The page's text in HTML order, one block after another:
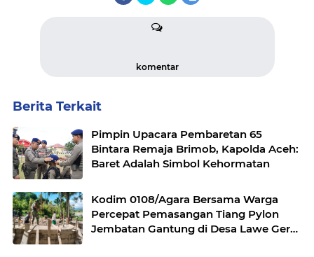
komentar
Berita Terkait
Pimpin Upacara Pembaretan 65
Bintara Remaja Brimob, Kapolda Aceh:
Baret Adalah Simbol Kehormatan
Kodim 0108/Agara Bersama Warga
Percepat Pemasangan Tiang Pylon
Jembatan Gantung di Desa Lawe Ger-